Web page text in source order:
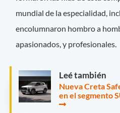
mundial de la especialidad,
encolumnaron hombro a
apasionados, y profesionales.
Leé también
Nueva Creta
en el segmento